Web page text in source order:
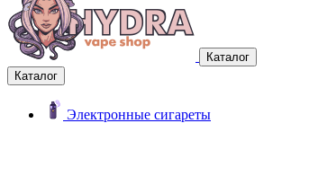
Каталог
Каталог
Электронные сигареты